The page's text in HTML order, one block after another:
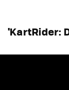
'KartRider: